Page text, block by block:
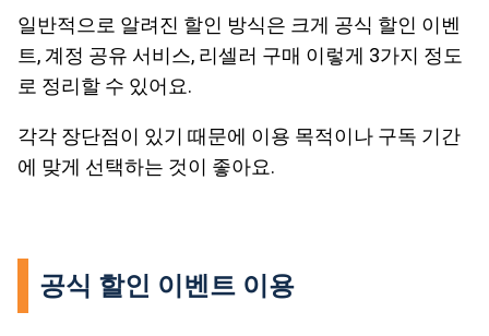
일반적으로 알려진 할인 방식은 크게 공식 할인 이벤
트, 계정 공유 서비스, 리셀러 구매 이렇게 3가지 정도
로 정리할 수 있어요.
각각 장단점이 있기 때문에 이용 목적이나 구독 기간
에 맞게 선택하는 것이 좋아요.
공식 할인 이벤트 이용